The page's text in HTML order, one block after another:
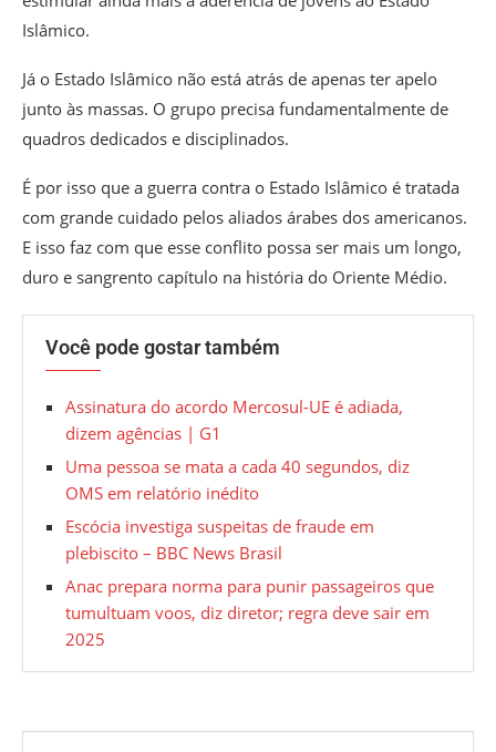
Islâmico.
Já o Estado Islâmico não está atrás de apenas ter apelo
junto às massas. O grupo precisa fundamentalmente de
quadros dedicados e disciplinados.
É por isso que a guerra contra o Estado Islâmico é tratada
com grande cuidado pelos aliados árabes dos americanos.
E isso faz com que esse conflito possa ser mais um longo,
duro e sangrento capítulo na história do Oriente Médio.
Você pode gostar também
Assinatura do acordo Mercosul-UE é adiada,
dizem agências | G1
Uma pessoa se mata a cada 40 segundos, diz
OMS em relatório inédito
Escócia investiga suspeitas de fraude em
plebiscito – BBC News Brasil
Anac prepara norma para punir passageiros que
tumultuam voos, diz diretor; regra deve sair em
2025